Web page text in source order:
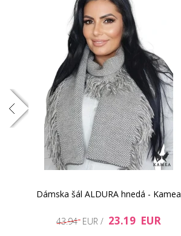
Dámska šál ALDURA hnedá - Kamea
43.94 EUR / 23.19 EUR